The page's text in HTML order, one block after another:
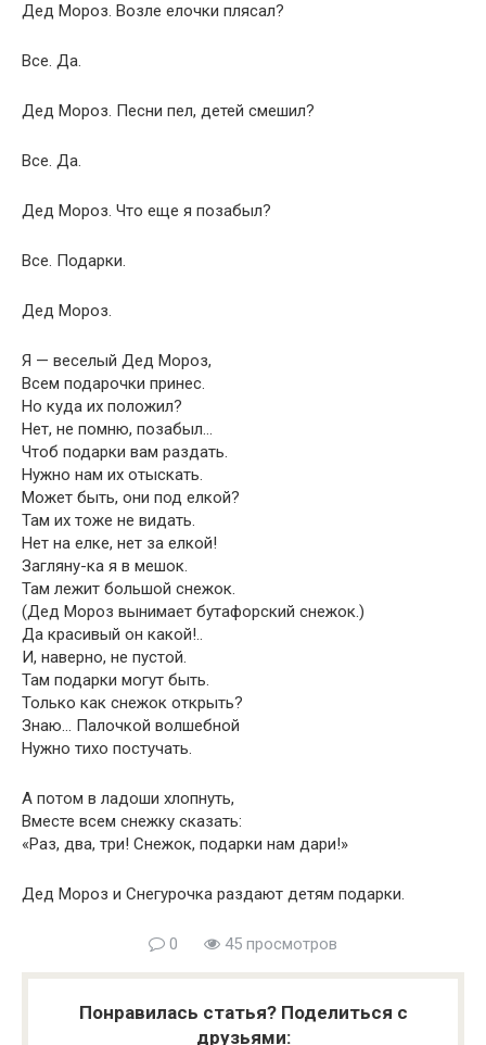
Дед Мороз. Возле елочки плясал?
Все. Да.
Дед Мороз. Песни пел, детей смешил?
Все. Да.
Дед Мороз. Что еще я позабыл?
Все. Подарки.
Дед Мороз.
Я — веселый Дед Мороз,
Всем подарочки принес.
Но куда их положил?
Нет, не помню, позабыл…
Чтоб подарки вам раздать.
Нужно нам их отыскать.
Может быть, они под елкой?
Там их тоже не видать.
Нет на елке, нет за елкой!
Загляну-ка я в мешок.
Там лежит большой снежок.
(Дед Мороз вынимает бутафорский снежок.)
Да красивый он какой!..
И, наверно, не пустой.
Там подарки могут быть.
Только как снежок открыть?
Знаю… Палочкой волшебной
Нужно тихо постучать.
А потом в ладоши хлопнуть,
Вместе всем снежку сказать:
«Раз, два, три! Снежок, подарки нам дари!»
Дед Мороз и Снегурочка раздают детям подарки.
0 45 просмотров
Понравилась статья? Поделиться с
друзьями: